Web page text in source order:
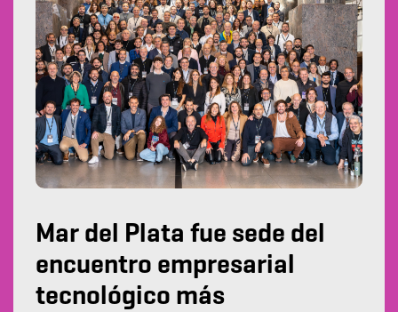
Mar del Plata fue sede del
encuentro empresarial
tecnológico más